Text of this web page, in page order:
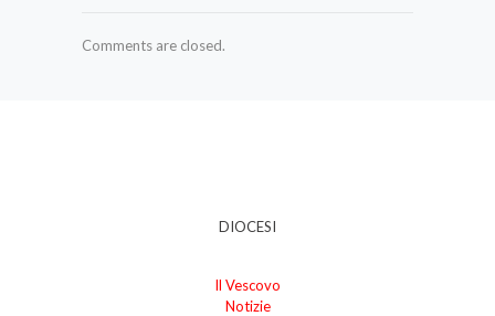
Comments are closed.
DIOCESI
Il Vescovo
Notizie